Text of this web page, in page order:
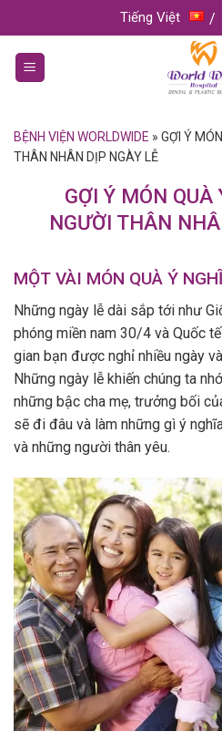
to
content
Tiếng Việt
BỆNH VIỆN WORLDWIDE » GỢI Ý
THÂN NHÂN DỊP NGÀY LỄ
GỢI Ý MÓN QUÀ
NGƯỜI THÂN
MỘT VÀI MÓN QUÀ Ý
Những ngày lễ dài sắp tới như
phóng miền nam 30/4 và Quốc
gian bạn được nghỉ nhiều ngày
Những ngày lễ khiến chúng ta
những bậc cha mẹ, trưởng bối
sẽ đi đâu và làm những gì ý
và những người thân yêu.